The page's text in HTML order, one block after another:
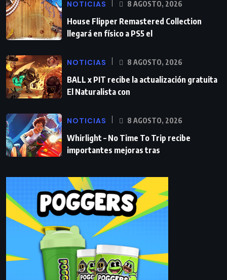
NOTICIAS 8 AGOSTO, 2026
House Flipper Remastered Collection
llegará en físico a PS5 el
NOTICIAS 8 AGOSTO, 2026
BALL x PIT recibe la actualización gratuita
El Naturalista con
NOTICIAS 8 AGOSTO, 2026
Whirlight – No Time To Trip recibe
importantes mejoras tras